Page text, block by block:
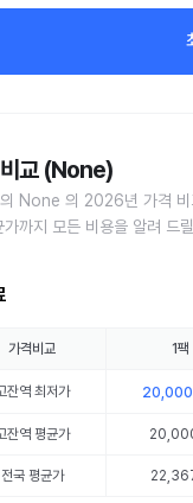
교 (None)
None 의 2026년 가격 비
가까지 모든 비용을 알려 드
가격비교 1팩
잔역최저가 20,000
잔역평균가
전국 평균가